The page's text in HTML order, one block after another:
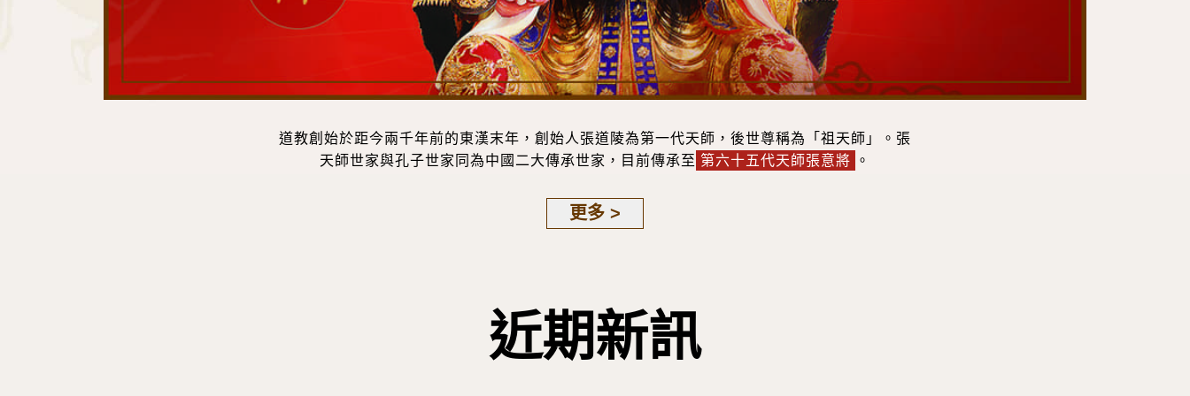
道教創始於距今兩千年前的東漢末年，創始人張道陵為第一代天師，後世尊稱為「祖天師」。張
天師世家與孔子世家同為中國二大傳承世家，目前傳承至 第六十五代天師張意將 。
更多 >
近期新訊